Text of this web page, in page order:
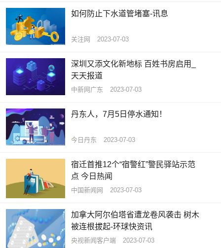
如何防止下水道管堵塞-讯息
关注网 2023-07-03
深圳又添文化新地标 百姓书房启用_
天天报道
中新网广东 2023-07-03
丹东人，7月5日停水通知！
今日丹东 2023-07-03
宿迁首推12个“宿警红”警民驿站示范
点 今日热闻
中国新闻网 2023-07-03
加拿大阿尔伯塔省遭龙卷风袭击 树木
被连根拔起-环球快资讯
央视新闻客户端 2023-07-03